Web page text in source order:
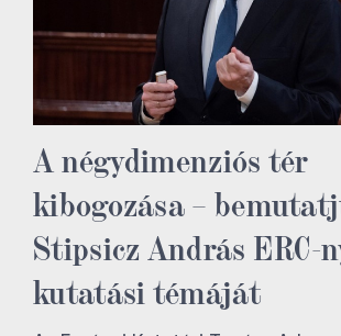
A négydimenziós tér
kibogozása –
Stipsicz András ERC-
kutatási témáját